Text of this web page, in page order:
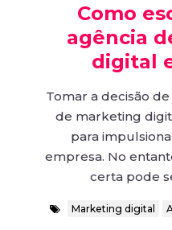
Como
agência
digital
Tomar a decisão
de marketing
para
empresa. No
certa pode
Marketing digital